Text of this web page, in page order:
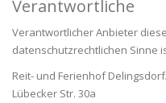
Verantwortliche
Verantwortlicher Anbieter
datenschutzrechtlichen Sinne
Reit- und Ferienhof
Lübecker Str. 30a